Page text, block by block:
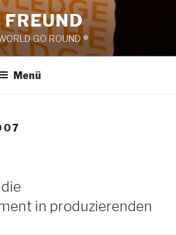
GO ROUND ®
Menü
in produzierenden